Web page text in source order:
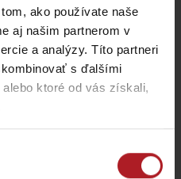
ako používate naše
aj našim partnerom v
a analýzy. Títo partneri
s ďalšími
ktoré od vás získali,
Reštaurácia Smrekovica
Ľubochňa